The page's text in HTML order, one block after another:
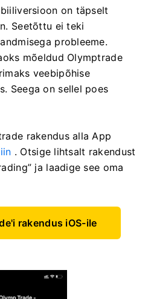
on täpselt
Seetõttu ei teki
probleeme.
mõeldud Olymptrade
veebipõhise
Seega on sellel poes
rakendus alla App
. Otsige lihtsalt rakendust
ja laadige see oma
rakendus iOS-ile